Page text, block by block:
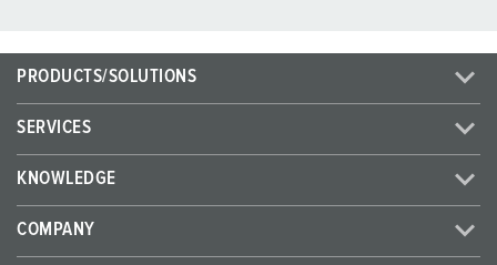
PRODUCTS/SOLUTIONS
SERVICES
KNOWLEDGE
COMPANY